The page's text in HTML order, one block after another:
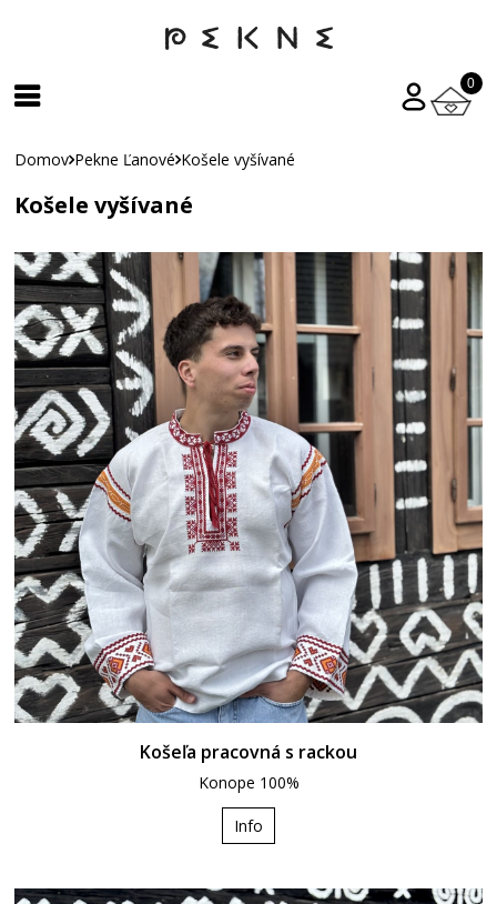
0
Domov Pekne Ľanové Košele vyšívané
Košele vyšívané
Košeľa pracovná s rackou
Konope 100%
Info